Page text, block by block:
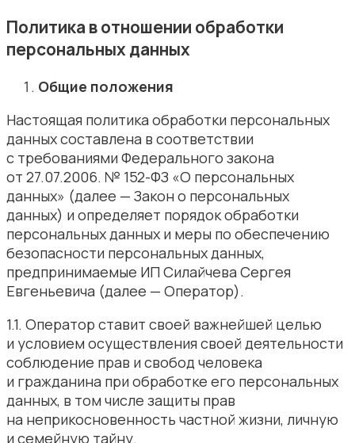
Политика в отношении обработки
персональных данных
Общие положения
Настоящая политика обработки персональных
данных составлена в соответствии
с требованиями Федерального закона
от 27.07.2006. № 152-ФЗ «О персональных
данных» (далее — Закон о персональных
данных) и определяет порядок обработки
персональных данных и меры по обеспечению
безопасности персональных данных,
предпринимаемые ИП Силайчева Сергея
Евгеньевича (далее — Оператор).
1.1. Оператор ставит своей важнейшей целью
и условием осуществления своей деятельности
соблюдение прав и свобод человека
и гражданина при обработке его персональных
данных, в том числе защиты прав
на неприкосновенность частной жизни, личную
и семейную тайну.